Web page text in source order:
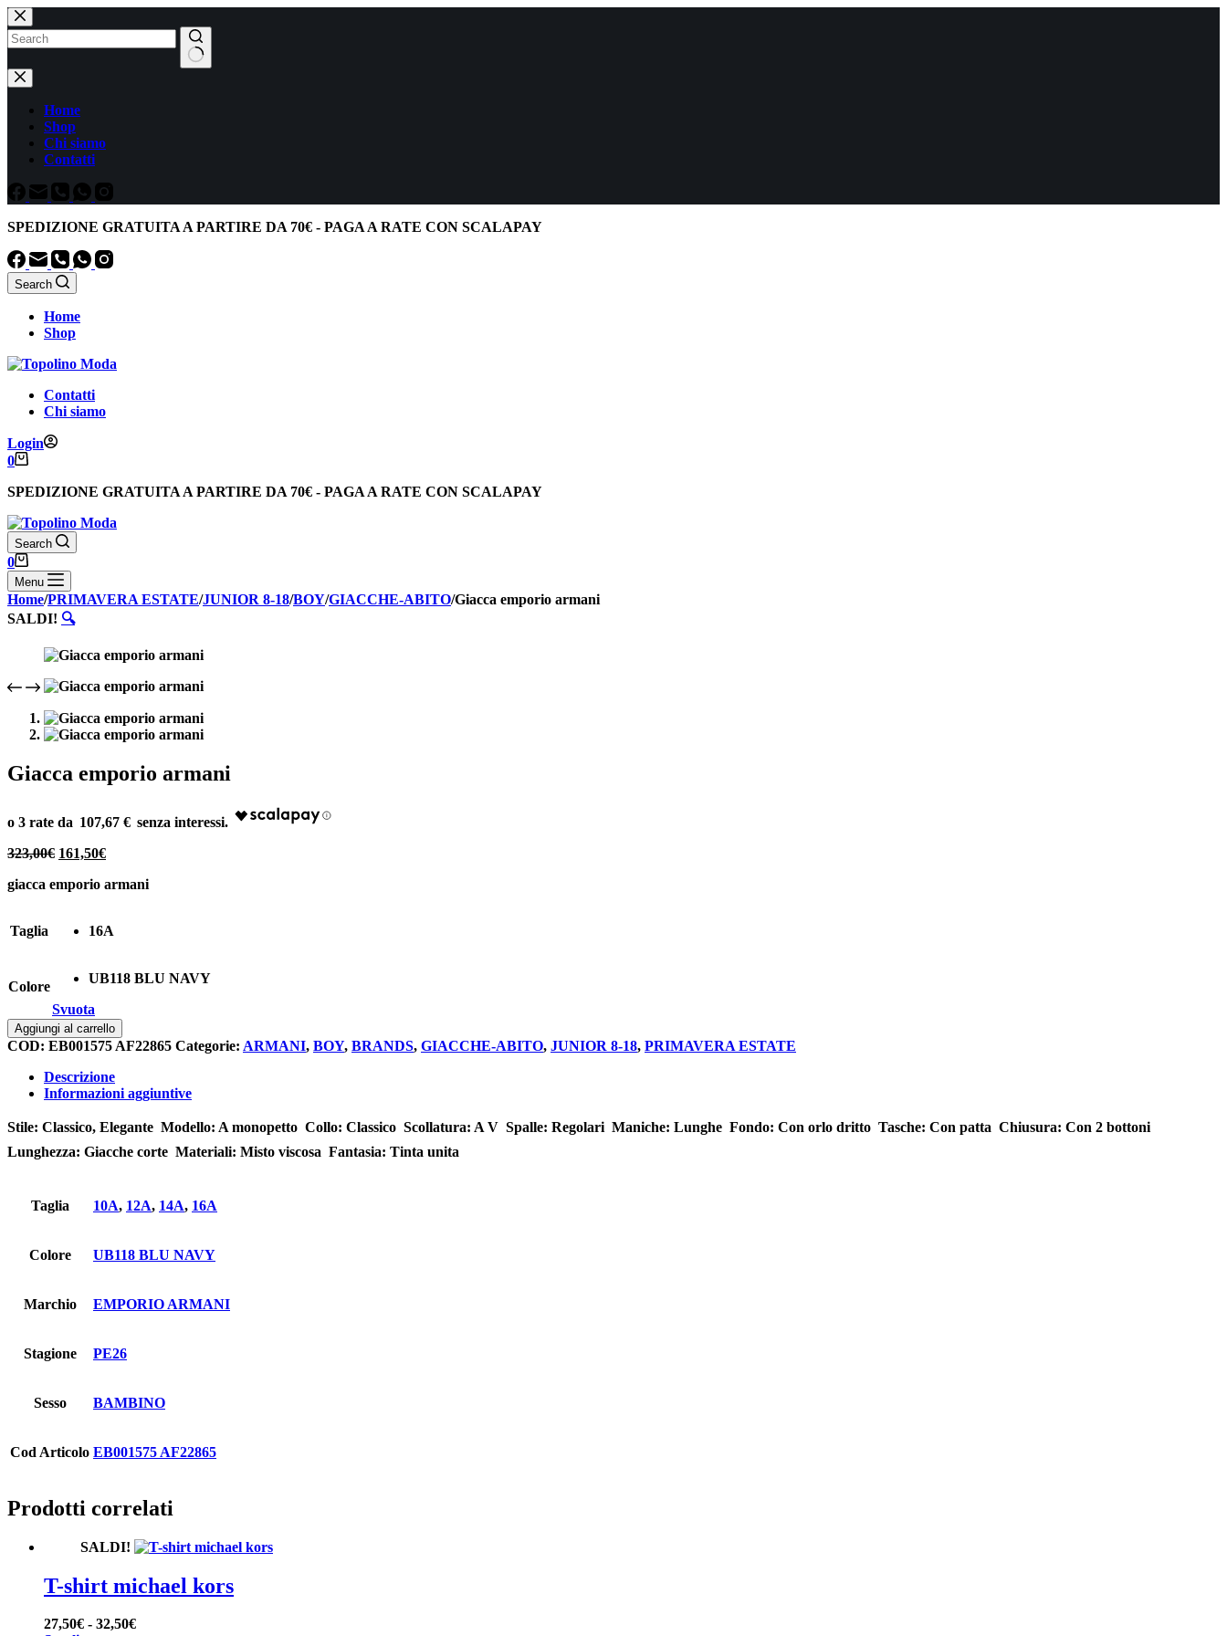
Salta
al
contenuto
Nessun
risultato
Home
Shop
Chi siamo
Contatti
SPEDIZIONE GRATUITA A PARTIRE DA 70€ - PAGA A RATE CON SCALAPAY
Search
Home
Shop
Contatti
Chi siamo
Login
Carrello
0
SPEDIZIONE GRATUITA A PARTIRE DA 70€ - PAGA A RATE CON SCALAPAY
Search
Carrello
0
Menu
Home/PRIMAVERA ESTATE/JUNIOR 8-18/BOY/GIACCHE-ABITO/Giacca emporio armani
SALDI! 🔍
Giacca emporio armani
107,67 €
323,00€ Il
originale
161,50€Il
attuale
giacca emporio armani
Taglia 16A
Colore
UB118 BLU NAVY
Svuota
Giacca
emporio
quantità
Aggiungi al carrello
COD: EB001575 AF22865 Categorie: ARMANI, BOY, BRANDS, GIACCHE-ABITO, JUNIOR 8-18, PRIMAVERA ESTATE
Descrizione
Informazioni aggiuntive
Stile: Classico, Elegante  Modello: A monopetto  Collo: Classico  Scollatura: A V  Spalle: Regolari  Maniche: Lunghe  Fondo: Con orlo dritto  Tasche: Con patta  Chiusura: Con 2 bottoni 
Lunghezza: Giacche corte  Materiali: Misto viscosa  Fantasia: Tinta unita
Taglia 10A, 12A, 14A, 16A
Colore UB118 BLU NAVY
Marchio EMPORIO ARMANI
Stagione PE26
Sesso BAMBINO
Cod Articolo EB001575 AF22865
Prodotti correlati
SALDI!
T-shirt michael kors
27,50€ - 32,50€Fascia